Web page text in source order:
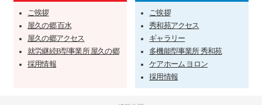
ご挨拶
屋久の郷 百水
屋久の郷アクセス
就労継続B型事業所 屋久の郷
採用情報
ご挨拶
秀和苑アクセス
ギャラリー
多機能型事業所 秀和苑
ケアホーム ヨロン
採用情報